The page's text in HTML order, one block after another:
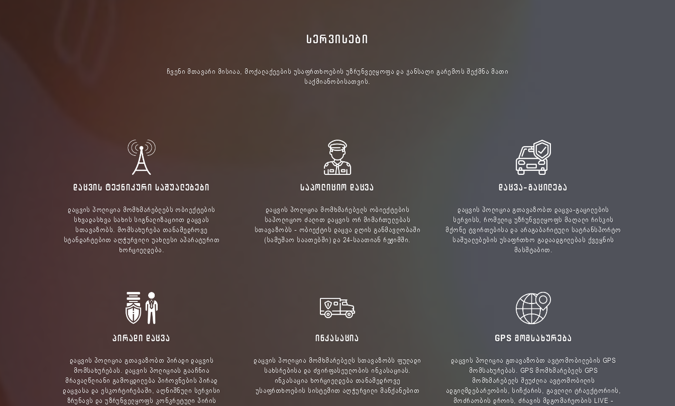
ᲡᲔᲠᲕᲘᲡᲔᲑᲘ
ჩვენი მთავარი მისიაა, მოქალაქეების უსაფრთხოების უზრუნველყოფა და ჯანსაღი გარემოს შექმნა მათი
საქმიანობისათვის.
ᲓᲐᲪᲕᲘᲡ ᲢᲔᲥᲜᲘᲙᲣᲠᲘ ᲡᲐᲨᲣᲐᲚᲔᲑᲔᲑᲘ
დაცვის პოლიცია მომხმარებლებს ობიექტების
სხვადასხვა სახის სიგნალიზაციით დაცვას
სთავაზობს. მომსახურება თანამედროვე
სტანდარტებით აღჭურვილი უახლესი აპარატურით
ხორციელდება.
ᲡᲐᲞᲝᲚᲘᲪᲘᲝ ᲓᲐᲪᲕᲐ
დაცვის პოლიცია მომხმარებელს ობიექტების
საპოლიციო ძალით დაცვის ორ მიმართულებას
სთავაზობს - ობიექტის დაცვა დღის განმავლობაში
(სამუშაო საათებში) და 24-საათიან რეჟიმში.
ᲓᲐᲪᲕᲐ-ᲒᲐᲪᲘᲚᲔᲑᲐ
დაცვის პოლიცია გთავაზობთ დაცვა-გაცილების
სერვისს, რომელიც უზრუნველყოფს მაღალი რისკის
მქონე ტვირთებისა და არაგაბარიტული სატრანსპორტო
საშუალებების უსაფრთხო გადაადგილებას ქვეყნის
მასშტაბით.
ᲞᲘᲠᲐᲓᲘ ᲓᲐᲪᲕᲐ
დაცვის პოლიცია გთავაზობთ პირადი დაცვის
მომსახურებას. დაცვის პოლიციას გააჩნია
მრავალწლიანი გამოცდილება პიროვნების პირად
დაცვასა და ესკორტირებაში, აღნიშნული სერვისი
ზრუნავს და უზრუნველყოფს კონკრეტული პირის
ᲘᲜᲙᲐᲡᲐᲪᲘᲐ
დაცვის პოლიცია მომხმარებელს სთავაზობს ფულადი
სახსრებისა და ძვირფასეულობის ინკასაციას.
ინკასაცია ხორციელდება თანამედროვე
უსაფრთხოების სისტემით აღჭურვილი მანქანებით
GPS ᲛᲝᲛᲡᲐᲮᲣᲠᲔᲑᲐ
დაცვის პოლიცია გთავაზობთ ავტომობილების GPS
მომსახურებას. GPS მომხმარებელს GPS
მომხმარებელს შეუძლია ავტომობილის
ადგილმდებარეობის, სიჩქარის, გავლილი ტრაექტორიის,
მოძრაობის დროის, ძრავის მდგომარეობის LIVE -